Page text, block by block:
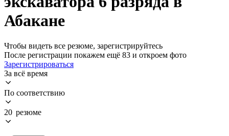
Абакане
Чтобы видеть все резюме, зарегистрируйтесь
После регистрации покажем ещё 83 и откроем фото
Зарегистрироваться
За всё время
По соответствию
20 резюме